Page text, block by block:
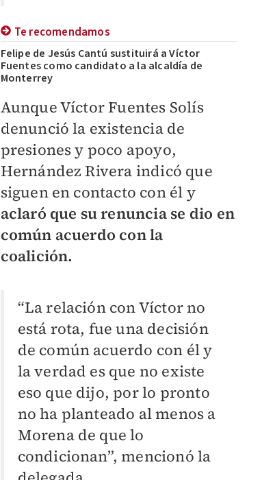
Te recomendamos
Felipe de Jesús Cantú sustituirá a Víctor
Fuentes como candidato a la alcaldía de
Monterrey
Aunque Víctor Fuentes Solís
denunció la existencia de
presiones y poco apoyo,
Hernández Rivera indicó que
siguen en contacto con él y
aclaró que su renuncia se dio en
común acuerdo con la
coalición.
“La relación con Víctor no
está rota, fue una decisión
de común acuerdo con él y
la verdad es que no existe
eso que dijo, por lo pronto
no ha planteado al menos a
Morena de que lo
condicionan”, mencionó la